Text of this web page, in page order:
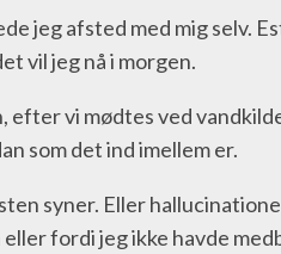
jeg afsted med mig selv.
vil jeg nå i morgen.
efter vi mødtes ved
som det ind imellem er.
syner. Eller
fordi jeg ikke havde